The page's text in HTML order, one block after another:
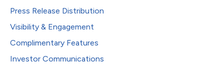
Press Release Distribution
Visibility & Engagement
Complimentary Features
Investor Communications